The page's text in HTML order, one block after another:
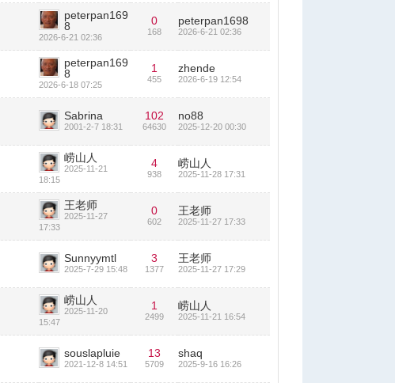
peterpan169
8
2026-6-21 02:36
0
168
peterpan1698
2026-6-21 02:36
peterpan169
8
2026-6-18 07:25
1
455
zhende
2026-6-19 12:54
Sabrina
2001-2-7 18:31
102
64630
no88
2025-12-20 00:30
崂山人
2025-11-21
18:15
4
938
崂山人
2025-11-28 17:31
王老师
2025-11-27
17:33
0
602
王老师
2025-11-27 17:33
Sunnyymtl
2025-7-29 15:48
3
1377
王老师
2025-11-27 17:29
崂山人
2025-11-20
15:47
1
2499
崂山人
2025-11-21 16:54
souslapluie
2021-12-8 14:51
13
5709
shaq
2025-9-16 16:26